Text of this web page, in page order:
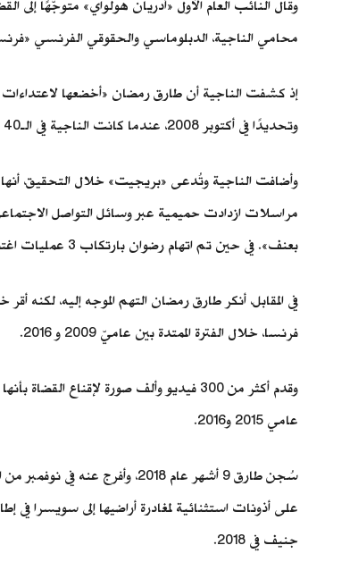
محامي الناجية، الدبلوماسي والحقوقي الفرنسي
وتحديدًا في أكتوبر 2008، عندما كانت الناجية في الـ40 من العمر تقريبًا.
مراسلات ازدادت حميمية عبر وسائل التواصل
بعنف». في حين تم اتهام رضوان بارتكاب 3 عمليات اغتصاب بحق «بريجيت»، خلال الليلة نفسها، فضلًا عن «إكراه جنسي» كادت تختنق خلاله.
فرنسا، خلال الفترة الممتدة بين عاميّ 2009 و 2016.
وقدم أكثر من 300 فيديو وألف صورة
عامي 2015 و2016.
سُجن طارق 9 أشهر عام 2018،
على أذونات استثنائية لمغادرة أراضيها إلى سويسرا
جنيف في 2018.